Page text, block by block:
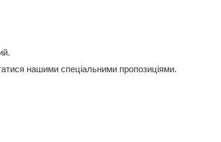
нашими спеціальними пропозиціями.